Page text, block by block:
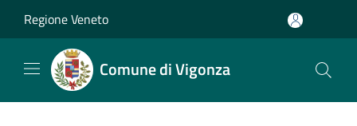
Regione Veneto
Comune di Vigonza